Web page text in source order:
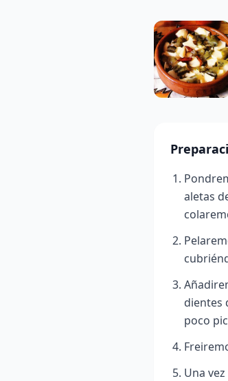
aletas
dientes
poco
Una